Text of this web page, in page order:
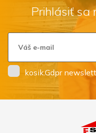
Prihlásiť sa
kosik.Gdpr